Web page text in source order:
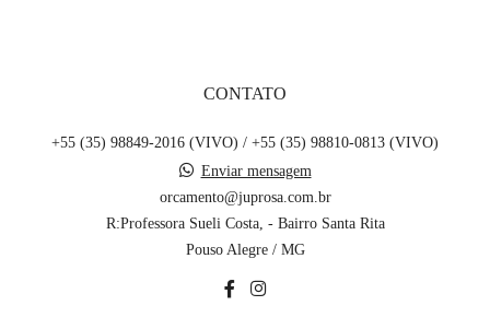
CONTATO
+55 (35) 98849-2016 (VIVO) / +55 (35) 98810-0813 (VIVO)
Enviar mensagem
orcamento@juprosa.com.br
R:Professora Sueli Costa, - Bairro Santa Rita
Pouso Alegre / MG